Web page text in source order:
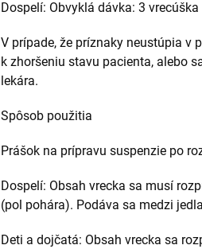
Dospelí: Obvyklá dávka: 3 vrecúška
V prípade, že príznaky neustúpia v
k zhoršeniu stavu pacienta, alebo
lekára.
Spôsob použitia
Prášok na prípravu suspenzie po
Dospelí: Obsah vrecka sa musí
(pol pohára). Podáva sa medzi
Deti a dojčatá: Obsah vrecka sa